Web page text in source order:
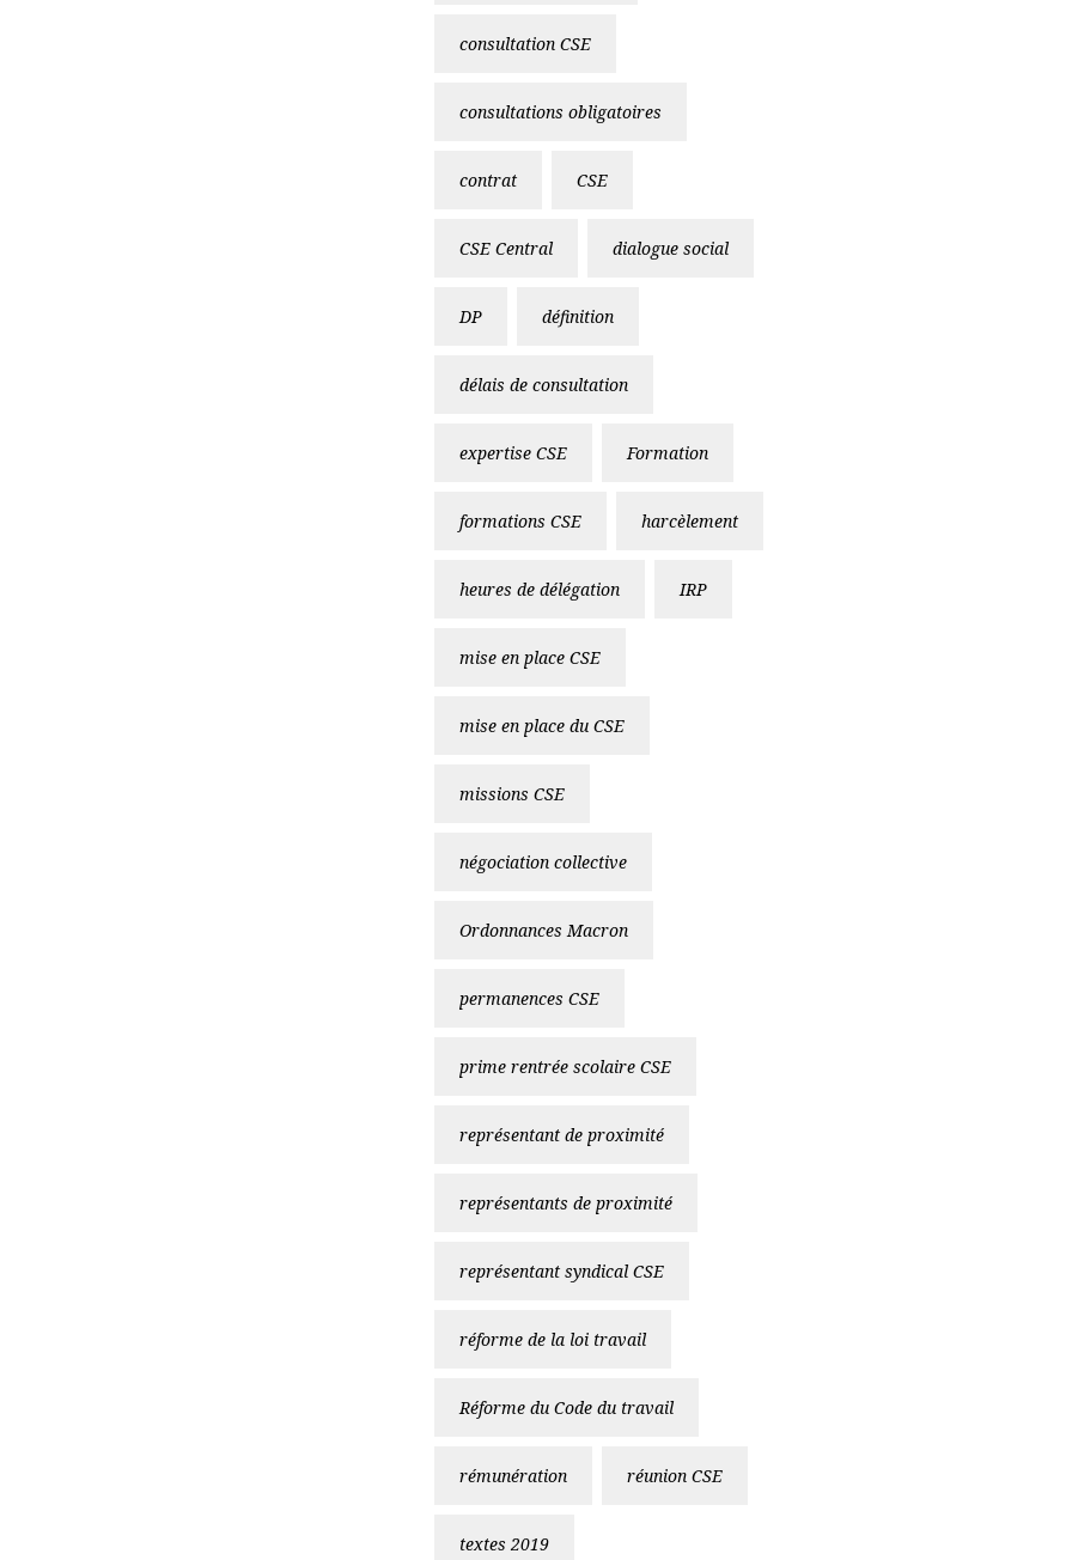
consultation CSE
consultations obligatoires
contrat CSE
CSE Central dialogue social
DP définition
délais de consultation
expertise CSE Formation
formations CSE harcèlement
heures de délégation IRP
mise en place CSE
mise en place du CSE
missions CSE
négociation collective
Ordonnances Macron
permanences CSE
prime rentrée scolaire CSE
représentant de proximité
représentants de proximité
représentant syndical CSE
réforme de la loi travail
Réforme du Code du travail
rémunération réunion CSE
textes 2019